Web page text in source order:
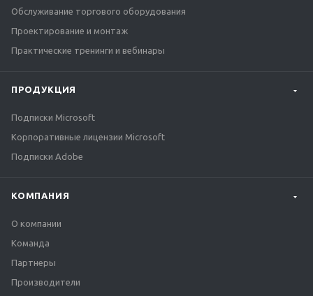
Обслуживание торгового оборудования
Проектирование и монтаж
Практические тренинги и вебинары
ПРОДУКЦИЯ
Подписки Microsoft
Корпоративные лицензии Microsoft
Подписки Adobe
КОМПАНИЯ
О компании
Команда
Партнеры
Производители